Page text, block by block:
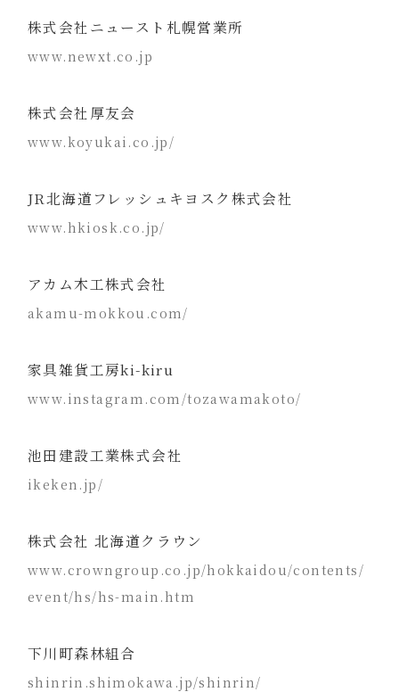
株式会社ニュースト札幌営業所
www.newxt.co.jp
株式会社厚友会
www.koyukai.co.jp/
JR北海道フレッシュキヨスク株式会社
www.hkiosk.co.jp/
アカム木工株式会社
akamu-mokkou.com/
家具雑貨工房ki-kiru
www.instagram.com/tozawamakoto/
池田建設工業株式会社
ikeken.jp/
株式会社 北海道クラウン
www.crowngroup.co.jp/hokkaidou/contents/
event/hs/hs-main.htm
下川町森林組合
shinrin.shimokawa.jp/shinrin/